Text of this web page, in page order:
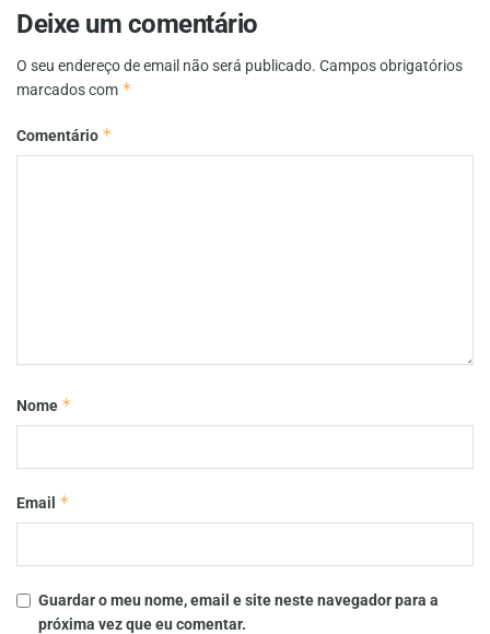
Deixe um comentário
O seu endereço de email não será publicado. Campos obrigatórios
marcados com *
Comentário *
Nome *
Email *
Guardar o meu nome, email e site neste navegador para a
próxima vez que eu comentar.